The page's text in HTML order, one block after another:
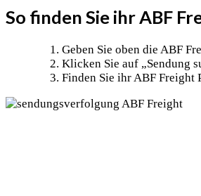
So finden Sie ihr ABF
Geben Sie oben die ABF
Klicken Sie auf „Sendung
Finden Sie ihr ABF Freight